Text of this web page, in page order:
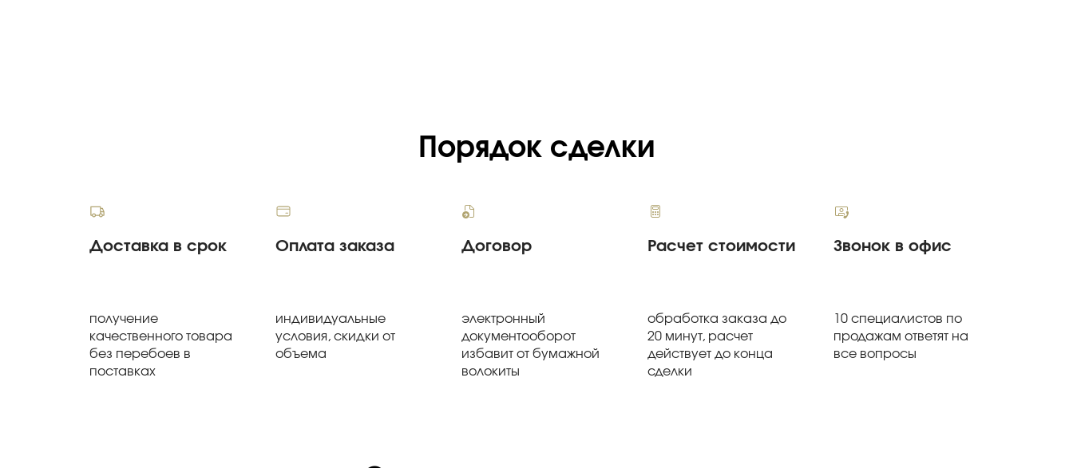
Порядок сделки
Доставка в срок
получение
качественного товара
без перебоев в
поставках
Оплата заказа
индивидуальные
условия, скидки от
объема
Договор
электронный
документооборот
избавит от бумажной
волокиты
Расчет стоимости
обработка заказа до
20 минут, расчет
действует до конца
сделки
Звонок в офис
10 специалистов по
продажам ответят на
все вопросы